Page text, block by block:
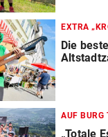
EXTRA
Die
AUF BURG
„Totale